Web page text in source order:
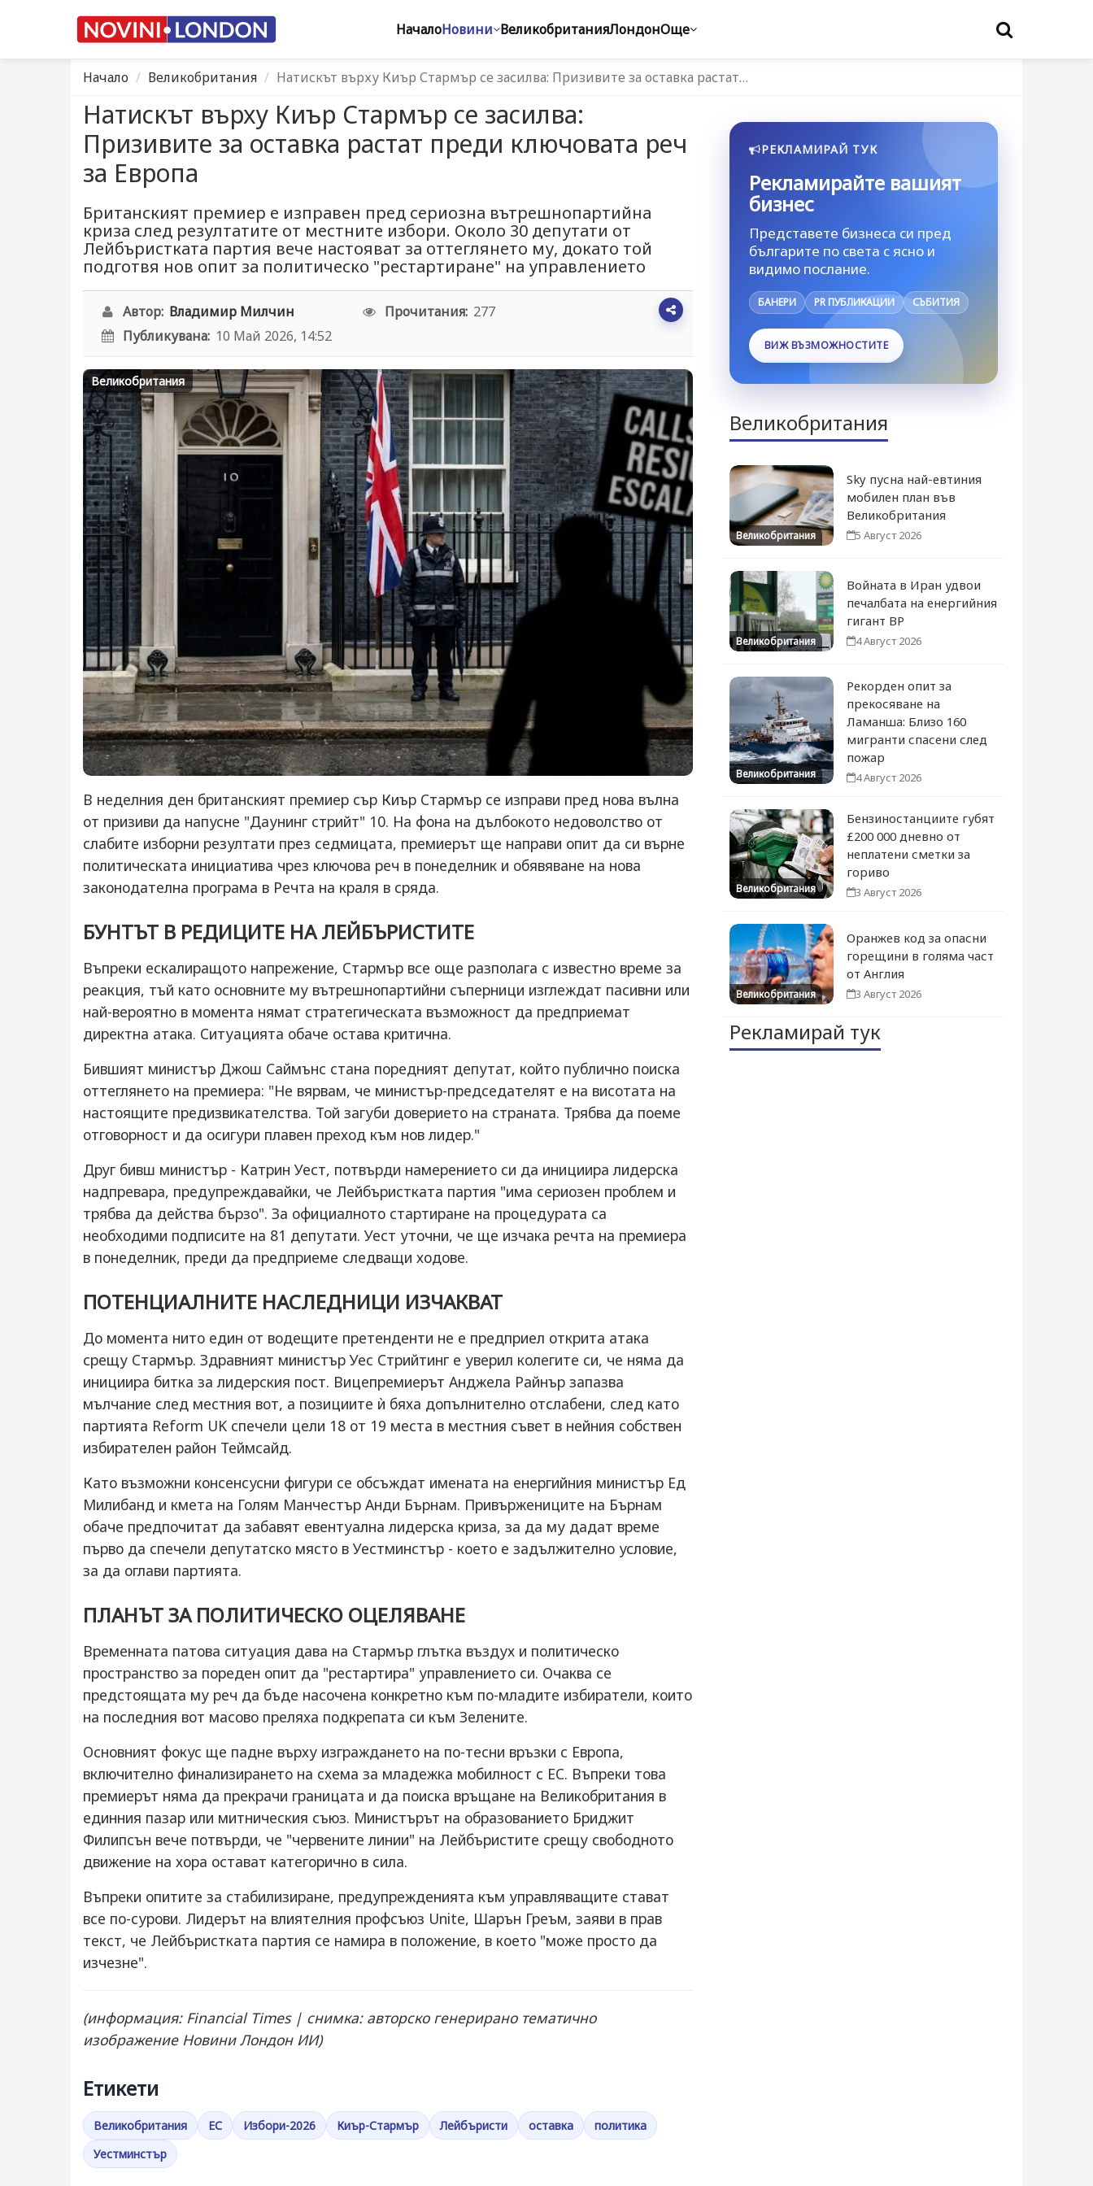
НачалоНовини ВеликобританияЛондонОще
Начало Великобритания Натискът върху Киър Стармър се засилва: Призивите за оставка растат…
Натискът върху Киър Стармър се засилва:
Призивите за оставка растат преди ключовата реч
за Европа
Британският премиер е изправен пред сериозна вътрешнопартийна
криза след резултатите от местните избори. Около 30 депутати от
Лейбъристката партия вече настояват за оттеглянето му, докато той
подготвя нов опит за политическо "рестартиране" на управлението
Автор: Владимир Милчин Прочитания: 277
Публикувана: 10 Май 2026, 14:52
Великобритания
В неделния ден британският премиер сър Киър Стармър се изправи пред нова вълна
от призиви да напусне "Даунинг стрийт" 10. На фона на дълбокото недоволство от
слабите изборни резултати през седмицата, премиерът ще направи опит да си върне
политическата инициатива чрез ключова реч в понеделник и обявяване на нова
законодателна програма в Речта на краля в сряда.
БУНТЪТ В РЕДИЦИТЕ НА ЛЕЙБЪРИСТИТЕ
Въпреки ескалиращото напрежение, Стармър все още разполага с известно време за
реакция, тъй като основните му вътрешнопартийни съперници изглеждат пасивни или
най-вероятно в момента нямат стратегическата възможност да предприемат
директна атака. Ситуацията обаче остава критична.
Бившият министър Джош Саймънс стана поредният депутат, който публично поиска
оттеглянето на премиера: "Не вярвам, че министър-председателят е на висотата на
настоящите предизвикателства. Той загуби доверието на страната. Трябва да поеме
отговорност и да осигури плавен преход към нов лидер."
Друг бивш министър - Катрин Уест, потвърди намерението си да инициира лидерска
надпревара, предупреждавайки, че Лейбъристката партия "има сериозен проблем и
трябва да действа бързо". За официалното стартиране на процедурата са
необходими подписите на 81 депутати. Уест уточни, че ще изчака речта на премиера
в понеделник, преди да предприеме следващи ходове.
ПОТЕНЦИАЛНИТЕ НАСЛЕДНИЦИ ИЗЧАКВАТ
До момента нито един от водещите претенденти не е предприел открита атака
срещу Стармър. Здравният министър Уес Стрийтинг е уверил колегите си, че няма да
инициира битка за лидерския пост. Вицепремиерът Анджела Райнър запазва
мълчание след местния вот, а позициите ѝ бяха допълнително отслабени, след като
партията Reform UK спечели цели 18 от 19 места в местния съвет в нейния собствен
избирателен район Теймсайд.
Като възможни консенсусни фигури се обсъждат имената на енергийния министър Ед
Милибанд и кмета на Голям Манчестър Анди Бърнам. Привържениците на Бърнам
обаче предпочитат да забавят евентуална лидерска криза, за да му дадат време
първо да спечели депутатско място в Уестминстър - което е задължително условие,
за да оглави партията.
ПЛАНЪТ ЗА ПОЛИТИЧЕСКО ОЦЕЛЯВАНЕ
Временната патова ситуация дава на Стармър глътка въздух и политическо
пространство за пореден опит да "рестартира" управлението си. Очаква се
предстоящата му реч да бъде насочена конкретно към по-младите избиратели, които
на последния вот масово преляха подкрепата си към Зелените.
Основният фокус ще падне върху изграждането на по-тесни връзки с Европа,
включително финализирането на схема за младежка мобилност с ЕС. Въпреки това
премиерът няма да прекрачи границата и да поиска връщане на Великобритания в
единния пазар или митническия съюз. Министърът на образованието Бриджит
Филипсън вече потвърди, че "червените линии" на Лейбъристите срещу свободното
движение на хора остават категорично в сила.
Въпреки опитите за стабилизиране, предупрежденията към управляващите стават
все по-сурови. Лидерът на влиятелния профсъюз Unite, Шарън Греъм, заяви в прав
текст, че Лейбъристката партия се намира в положение, в което "може просто да
изчезне".
(информация: Financial Times | снимка: авторско генерирано тематично
изображение Новини Лондон ИИ)
Етикети
Великобритания ЕС Избори-2026 Киър-Стармър Лейбъристи оставка
политика
Уестминстър
РЕКЛАМИРАЙ ТУК
Рекламирайте вашият
бизнес
Представете бизнеса си пред
българите по света с ясно и
видимо послание.
БАНЕРИ PR ПУБЛИКАЦИИ СЪБИТИЯ
ВИЖ ВЪЗМОЖНОСТИТЕ
Великобритания
Великобритания
Sky пусна най-евтиния
мобилен план във
Великобритания
5 Август 2026
Великобритания
Войната в Иран удвои
печалбата на енергийния
гигант BP
4 Август 2026
Великобритания
Рекорден опит за
прекосяване на
Ламанша: Близо 160
мигранти спасени след
пожар
4 Август 2026
Великобритания
Бензиностанциите губят
£200 000 дневно от
неплатени сметки за
гориво
3 Август 2026
Великобритания
Оранжев код за опасни
горещини в голяма част
от Англия
3 Август 2026
Рекламирай тук